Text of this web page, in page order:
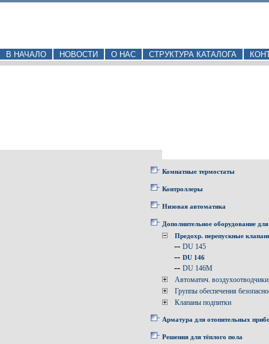
В НАЧАЛО НОВОСТИ О НАС СТРУКТУРА КАТАЛОГА
Комнатные термостаты
Контроллеры
Низовая автоматика
Дополнительное оборудование
Предохр. перепускные
-- DU 145
-- DU 146
-- DU 146M
Автоматич. воздухоотводчики
Группы обеспечения
Клапаны подпитки
Арматура для отопительных
Решения для тёплого пола